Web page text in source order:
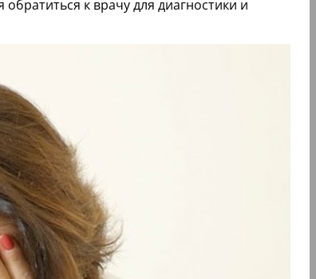
к врачу для диагностики и